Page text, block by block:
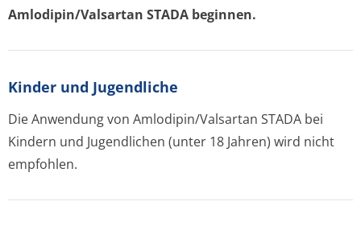
Amlodipin/Valsartan STADA beginnen.
Kinder und Jugendliche
Die Anwendung von Amlodipin/Valsartan STADA bei
Kindern und Jugendlichen (unter 18 Jahren) wird nicht
empfohlen.